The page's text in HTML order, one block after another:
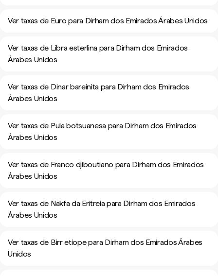
Ver taxas de Euro para Dirham dos Emirados Árabes Unidos
Ver taxas de Libra esterlina para Dirham dos Emirados
Árabes Unidos
Ver taxas de Dinar bareinita para Dirham dos Emirados
Árabes Unidos
Ver taxas de Pula botsuanesa para Dirham dos Emirados
Árabes Unidos
Ver taxas de Franco djiboutiano para Dirham dos Emirados
Árabes Unidos
Ver taxas de Nakfa da Eritreia para Dirham dos Emirados
Árabes Unidos
Ver taxas de Birr etíope para Dirham dos Emirados Árabes
Unidos